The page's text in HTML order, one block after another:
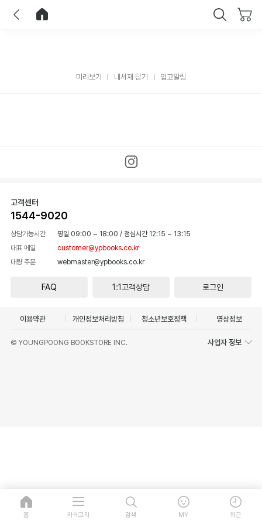
미리보기 내서재 담기 입고알림
고객센터
1544-9020
상담가능시간 평일 09:00 ~ 18:00 / 점심시간 12:15 ~ 13:15
대표 메일
customer@ypbooks.co.kr
대량 주문
webmaster@ypbooks.co.kr
FAQ 1:1고객상담 로그인
이용약관 개인정보처리방침 청소년보호정책 영상정보
© YOUNGPOONG BOOKSTORE INC. 사업자 정보
홈 카테고리 검색 MY 최근